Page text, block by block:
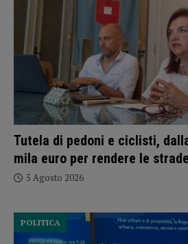
Tutela di pedoni e ciclisti,
mila euro per rendere le
5 Agosto 2026
POLITICA